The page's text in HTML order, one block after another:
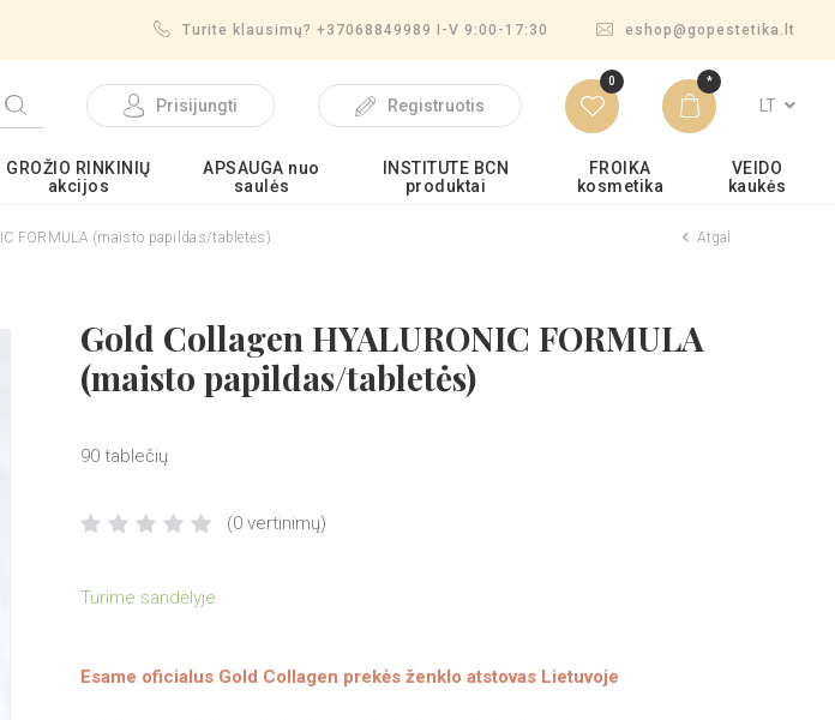
Turite klausimų? +37068849989 I-V 9:00-17:30 eshop@gopestetika.lt
Prisijungti Registruotis
0 *
LT
GROŽIO RINKINIŲ
akcijos
APSAUGA nuo
saulės
INSTITUTE BCN
produktai
FROIKA
kosmetika
VEIDO
kaukės
FORMULA (maisto papildas/tabletės) Atgal
Gold Collagen HYALURONIC FORMULA
(maisto papildas/tabletės)
90 tablečių
(0 vertinimų)
Turime sandėlyje
Esame oficialus Gold Collagen prekės ženklo atstovas Lietuvoje